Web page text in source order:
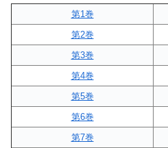
第1巻
第2巻
第3巻
第4巻
第5巻
第6巻
第7巻